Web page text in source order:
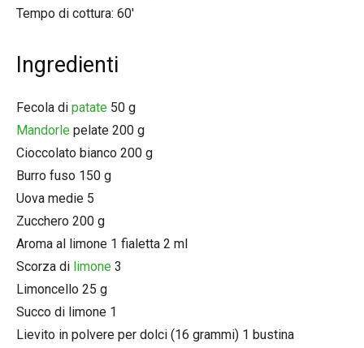
Tempo di cottura: 60′
Ingredienti
Fecola di patate 50 g
Mandorle pelate 200 g
Cioccolato bianco 200 g
Burro fuso 150 g
Uova medie 5
Zucchero 200 g
Aroma al limone 1 fialetta 2 ml
Scorza di limone 3
Limoncello 25 g
Succo di limone 1
Lievito in polvere per dolci (16 grammi) 1 bustina